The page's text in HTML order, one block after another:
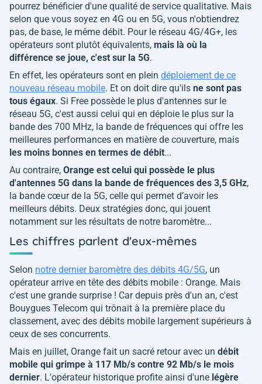
pourrez bénéficier d'une qualité de service qualitative. Mais
selon que vous soyez en 4G ou en 5G, vous n'obtiendrez
pas, de base, le même débit. Pour le réseau 4G/4G+, les
opérateurs sont plutôt équivalents, mais là où la
différence se joue, c'est sur la 5G.
En effet, les opérateurs sont en plein déploiement de ce
nouveau réseau mobile. Et on doit dire qu'ils ne sont pas
tous égaux. Si Free possède le plus d'antennes sur le
réseau 5G, c'est aussi celui qui en déploie le plus sur la
bande des 700 MHz, la bande de fréquences qui offre les
meilleures performances en matière de couverture, mais
les moins bonnes en termes de débit...
Au contraire, Orange est celui qui possède le plus
d'antennes 5G dans la bande de fréquences des 3,5 GHz,
la bande cœur de la 5G, celle qui permet d’avoir les
meilleurs débits. Deux stratégies donc, qui jouent
notamment sur les résultats de notre baromètre...
Les chiffres parlent d'eux-mêmes
Selon notre dernier baromètre des débits 4G/5G, un
opérateur arrive en tête des débits mobile : Orange. Mais
c'est une grande surprise ! Car depuis près d'un an, c'est
Bouygues Telecom qui trônait à la première place du
classement, avec des débits mobile largement supérieurs à
ceux de ses concurrents.
Mais en juillet, Orange fait un sacré retour avec un débit
mobile qui grimpe à 117 Mb/s contre 92 Mb/s le mois
dernier. L'opérateur historique profite ainsi d'une légère